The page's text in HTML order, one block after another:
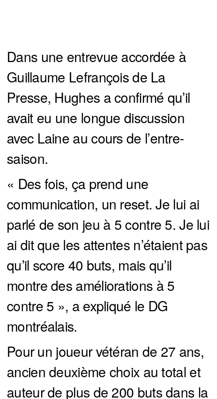
Dans une entrevue accordée à
Guillaume Lefrançois de La
Presse, Hughes a confirmé qu’il
avait eu une longue discussion
avec Laine au cours de l’entre-
saison.
« Des fois, ça prend une
communication, un reset. Je lui ai
parlé de son jeu à 5 contre 5. Je lui
ai dit que les attentes n’étaient pas
qu’il score 40 buts, mais qu’il
montre des améliorations à 5
contre 5 », a expliqué le DG
montréalais.
Pour un joueur vétéran de 27 ans,
ancien deuxième choix au total et
auteur de plus de 200 buts dans la